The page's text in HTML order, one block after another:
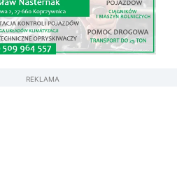
REKLAMA